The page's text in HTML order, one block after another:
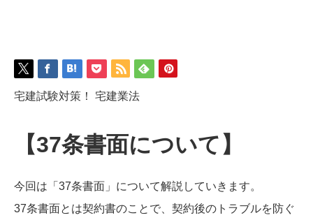
宅建試験対策！ 宅建業法
【37条書面について】
今回は「37条書面」について解説していきます。
37条書面とは契約書のことで、契約後のトラブルを防ぐ